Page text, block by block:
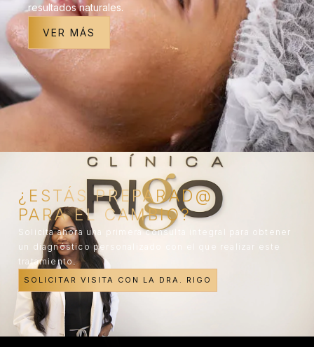
resultados naturales.
VER MÁS
¿ESTÁS PREPARAD@
PARA EL CAMBIO?
Solicita ahora una primera consulta integral para obtener
un diagnóstico personalizado con el que realizar este
tratamiento.
SOLICITAR VISITA CON LA DRA. RIGO